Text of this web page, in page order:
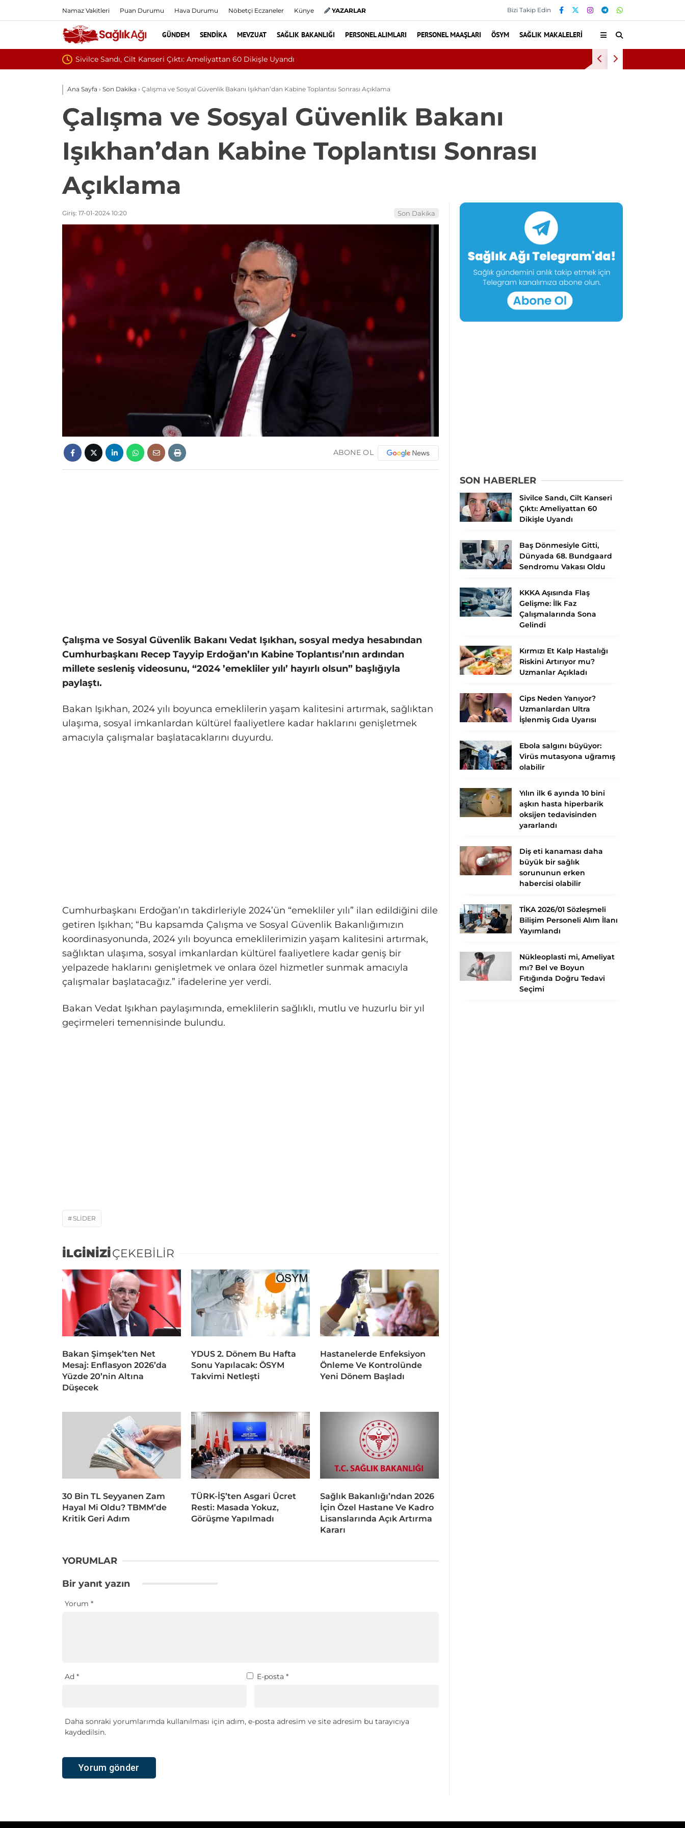
Namaz Vakitleri Puan Durumu Hava Durumu Nöbetçi Eczaneler Künye YAZARLAR Bizi Takip Edin
GÜNDEM SENDIKA MEVZUAT SAĞLIK BAKANLIĞI PERSONEL ALIMLARI PERSONEL MAAŞLARI ÖSYM SAĞLIK MAKALELERI
Baş Dönmesiyle Gitti, Dünyada 68. Bundgaard Sendromu Vakası Oldu
Ana Sayfa › Son Dakika › Çalışma ve Sosyal Güvenlik Bakanı Işıkhan’dan Kabine Toplantısı Sonrası Açıklama
Çalışma ve Sosyal Güvenlik Bakanı
Işıkhan’dan Kabine Toplantısı Sonrası
Açıklama
Giriş: 17-01-2024 10:20 Son Dakika
ABONE OL
Çalışma ve Sosyal Güvenlik Bakanı Vedat Işıkhan, sosyal medya hesabından
Cumhurbaşkanı Recep Tayyip Erdoğan’ın Kabine Toplantısı’nın ardından
millete sesleniş videosunu, “2024 ’emekliler yılı’ hayırlı olsun” başlığıyla
paylaştı.
Bakan Işıkhan, 2024 yılı boyunca emeklilerin yaşam kalitesini artırmak, sağlıktan
ulaşıma, sosyal imkanlardan kültürel faaliyetlere kadar haklarını genişletmek
amacıyla çalışmalar başlatacaklarını duyurdu.
Cumhurbaşkanı Erdoğan’ın takdirleriyle 2024’ün “emekliler yılı” ilan edildiğini dile
getiren Işıkhan; “Bu kapsamda Çalışma ve Sosyal Güvenlik Bakanlığımızın
koordinasyonunda, 2024 yılı boyunca emeklilerimizin yaşam kalitesini artırmak,
sağlıktan ulaşıma, sosyal imkanlardan kültürel faaliyetlere kadar geniş bir
yelpazede haklarını genişletmek ve onlara özel hizmetler sunmak amacıyla
çalışmalar başlatacağız.” ifadelerine yer verdi.
Bakan Vedat Işıkhan paylaşımında, emeklilerin sağlıklı, mutlu ve huzurlu bir yıl
geçirmeleri temennisinde bulundu.
SLIDER
İLGİNİZİÇEKEBİLİR
Bakan Şimşek’ten Net
Mesaj: Enflasyon 2026’da
Yüzde 20’nin Altına
Düşecek
YDUS 2. Dönem Bu Hafta
Sonu Yapılacak: ÖSYM
Takvimi Netleşti
Hastanelerde Enfeksiyon
Önleme Ve Kontrolünde
Yeni Dönem Başladı
30 Bin TL Seyyanen Zam
Hayal Mi Oldu? TBMM’de
Kritik Geri Adım
TÜRK-İŞ’ten Asgari Ücret
Resti: Masada Yokuz,
Görüşme Yapılmadı
Sağlık Bakanlığı’ndan 2026
İçin Özel Hastane Ve Kadro
Lisanslarında Açık Artırma
Kararı
YORUMLAR
Bir yanıt yazın
Yorum *
Ad * E-posta *
Daha sonraki yorumlarımda kullanılması için adım, e-posta adresim ve site adresim bu tarayıcıya
kaydedilsin.
SON HABERLER
Sivilce Sandı, Cilt Kanseri
Çıktı: Ameliyattan 60
Dikişle Uyandı
Baş Dönmesiyle Gitti,
Dünyada 68. Bundgaard
Sendromu Vakası Oldu
KKKA Aşısında Flaş
Gelişme: İlk Faz
Çalışmalarında Sona
Gelindi
Kırmızı Et Kalp Hastalığı
Riskini Artırıyor mu?
Uzmanlar Açıkladı
Cips Neden Yanıyor?
Uzmanlardan Ultra
İşlenmiş Gıda Uyarısı
Ebola salgını büyüyor:
Virüs mutasyona uğramış
olabilir
Yılın ilk 6 ayında 10 bini
aşkın hasta hiperbarik
oksijen tedavisinden
yararlandı
Diş eti kanaması daha
büyük bir sağlık
sorununun erken
habercisi olabilir
TİKA 2026/01 Sözleşmeli
Bilişim Personeli Alım İlanı
Yayımlandı
Nükleoplasti mi, Ameliyat
mı? Bel ve Boyun
Fıtığında Doğru Tedavi
Seçimi